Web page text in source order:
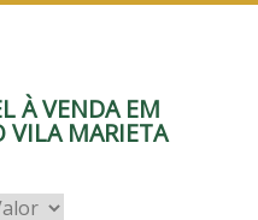
À VENDA EM
VILA MARIETA